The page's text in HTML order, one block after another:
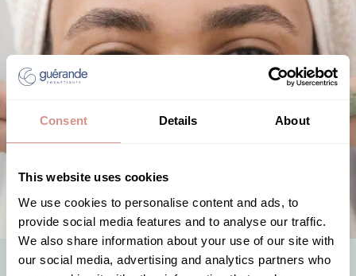
Consent Details About
This website uses cookies
We use cookies to personalise content and ads, to
provide social media features and to analyse our traffic.
We also share information about your use of our site with
our social media, advertising and analytics partners who